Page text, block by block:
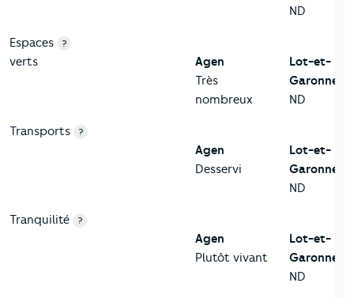
ND
Espaces
verts
?
Agen
Très
nombreux
Lot-et-
Garonne
ND
Transports ?
Agen
Desservi
Lot-et-
Garonne
ND
Tranquilité ?
Agen
Plutôt vivant
Lot-et-
Garonne
ND